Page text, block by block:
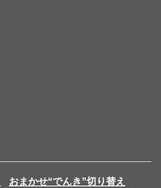
おまかせ“でんき”切り替え